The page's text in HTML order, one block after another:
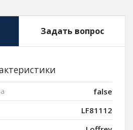
Задать вопрос
false
LF81112